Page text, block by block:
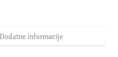
Dodatne informacije